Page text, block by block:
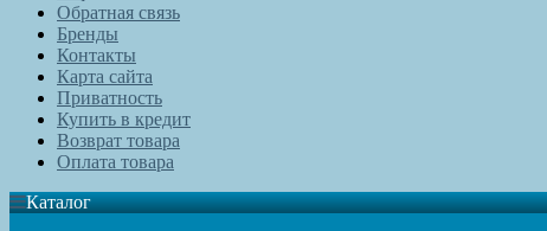
Обратная связь
Бренды
Контакты
Карта сайта
Приватность
Купить в кредит
Возврат товара
Оплата товара
Каталог